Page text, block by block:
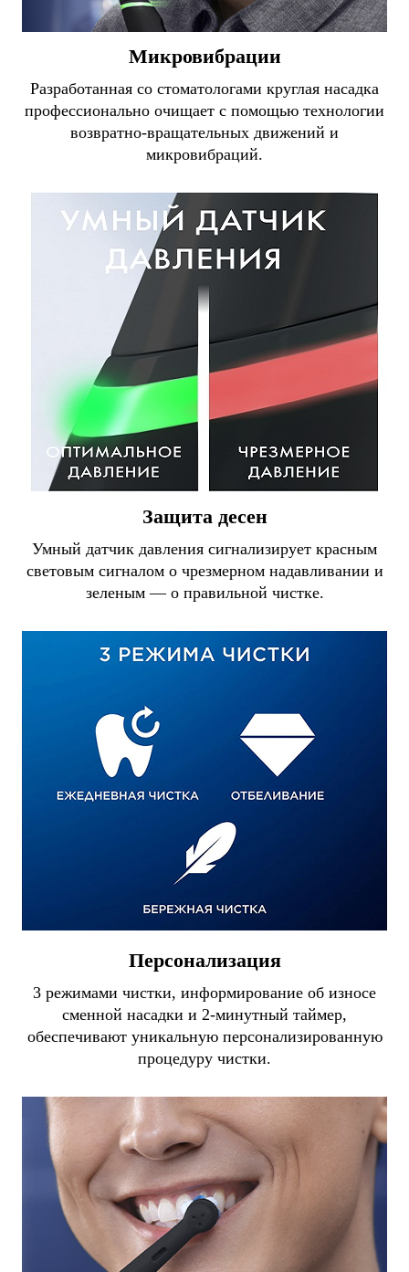
Микровибрации
Разработанная со стоматологами круглая насадка
профессионально очищает с помощью технологии
возвратно-вращательных движений и
микровибраций.
Защита десен
Умный датчик давления сигнализирует красным
световым сигналом о чрезмерном надавливании и
зеленым — о правильной чистке.
Персонализация
3 режимами чистки, информирование об износе
сменной насадки и 2-минутный таймер,
обеспечивают уникальную персонализированную
процедуру чистки.